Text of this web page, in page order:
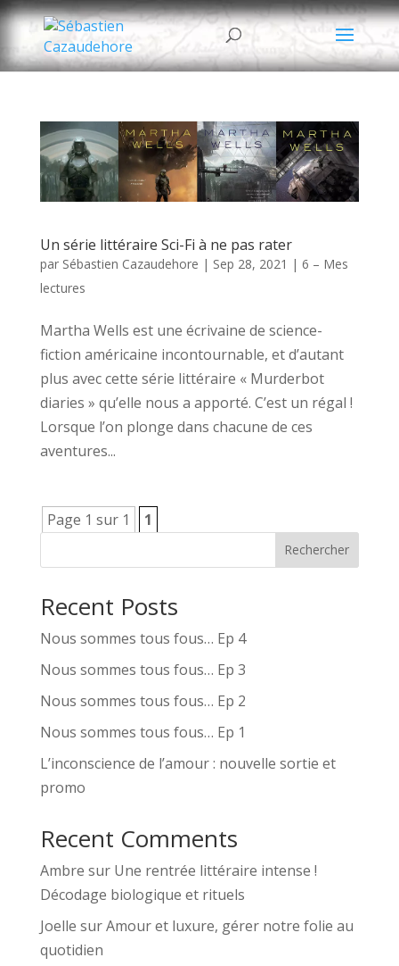
Un série littéraire Sci-Fi à ne pas rater
par Sébastien Cazaudehore | Sep 28, 2021 | 6 – Mes
lectures
Martha Wells est une écrivaine de science-
fiction américaine incontournable, et d’autant
plus avec cette série littéraire « Murderbot
diaries » qu’elle nous a apporté. C’est un régal !
Lorsque l’on plonge dans chacune de ces
aventures...
Page 1 sur 1 1
Rechercher
Recent Posts
Nous sommes tous fous… Ep 4
Nous sommes tous fous… Ep 3
Nous sommes tous fous… Ep 2
Nous sommes tous fous… Ep 1
L’inconscience de l’amour : nouvelle sortie et
promo
Recent Comments
Ambre sur Une rentrée littéraire intense !
Décodage biologique et rituels
Joelle surAmour et luxure, gérer notre folie au
quotidien